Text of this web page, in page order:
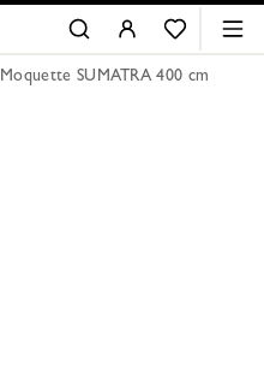
Moquette SUMATRA 400 cm